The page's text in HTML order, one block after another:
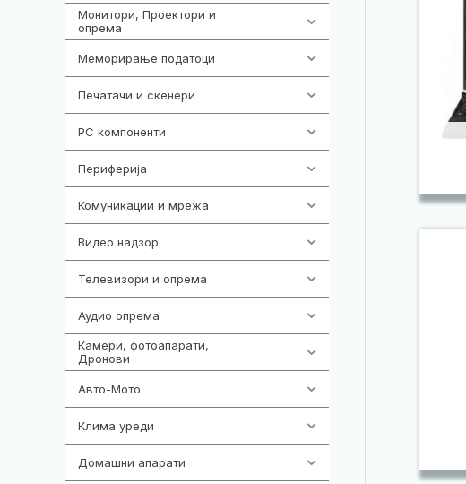
Монитори, Проектори и
опрема
Меморирање податоци
Печатачи и скенери
PC компоненти
Периферија
Комуникации и мрежа
Видео надзор
Телевизори и опрема
Аудио опрема
Камери, фотоапарати,
Дронови
Авто-Мото
Клима уреди
Домашни апарати